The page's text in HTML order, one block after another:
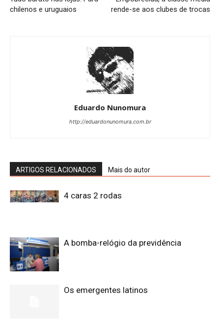
chilenos e uruguaios
rende-se aos clubes de trocas
Eduardo Nunomura
http://eduardonunomura.com.br
ARTIGOS RELACIONADOS Mais do autor
4 caras 2 rodas
A bomba-relógio da previdência
Os emergentes latinos